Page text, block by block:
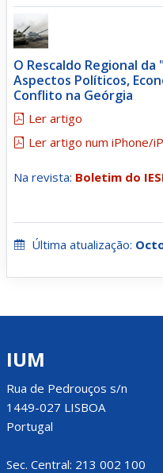
O Rescaldo Regional
Aspectos Políticos,
Conflito na Geórgia
Ler artigo
Ler artigo num iPhone/
Na revista: Boletim do
Última atualização:
IUM
Rua de Pedrouços s/n
1449-027 LISBOA
Portugal
Sec. Central: 213 002 100